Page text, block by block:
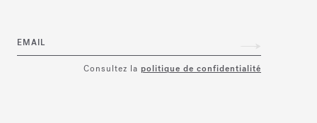
EMAIL
Consultez la politique de confidentialité